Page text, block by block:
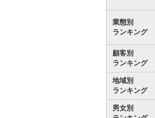
業態別
ランキング
顧客別
ランキング
地域別
ランキング
男女別